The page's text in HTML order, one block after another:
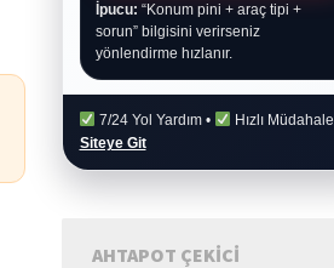
İpucu: “Konum pini + araç tipi +
sorun” bilgisini verirseniz
yönlendirme hızlanır.
7/24 Yol Yardım •
Hızlı Müdahale
Siteye Git
AHTAPOT ÇEKICI